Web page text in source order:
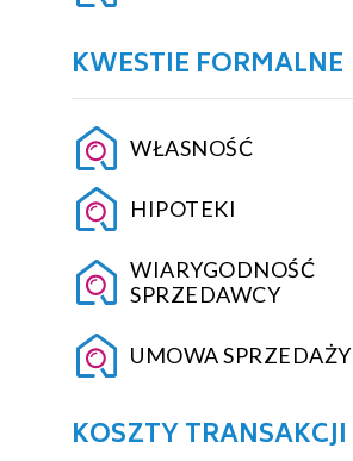
KWESTIE FORMALNE
WŁASNOŚĆ
HIPOTEKI
WIARYGODNOŚĆ
SPRZEDAWCY
UMOWA SPRZEDAŻY
KOSZTY TRANSAKCJI